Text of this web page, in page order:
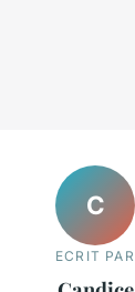
C
ECRIT PAR